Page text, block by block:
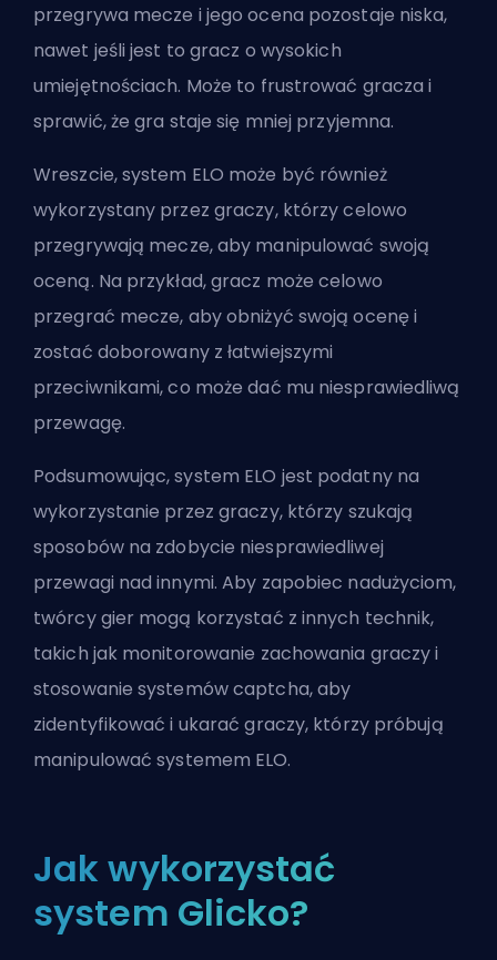
przegrywa mecze i jego ocena pozostaje niska,
nawet jeśli jest to gracz o wysokich
umiejętnościach. Może to frustrować gracza i
sprawić, że gra staje się mniej przyjemna.
Wreszcie, system ELO może być również
wykorzystany przez graczy, którzy celowo
przegrywają mecze, aby manipulować swoją
oceną. Na przykład, gracz może celowo
przegrać mecze, aby obniżyć swoją ocenę i
zostać doborowany z łatwiejszymi
przeciwnikami, co może dać mu niesprawiedliwą
przewagę.
Podsumowując, system ELO jest podatny na
wykorzystanie przez graczy, którzy szukają
sposobów na zdobycie niesprawiedliwej
przewagi nad innymi. Aby zapobiec nadużyciom,
twórcy gier mogą korzystać z innych technik,
takich jak monitorowanie zachowania graczy i
stosowanie systemów captcha, aby
zidentyfikować i ukarać graczy, którzy próbują
manipulować systemem ELO.
Jak wykorzystać
system Glicko?